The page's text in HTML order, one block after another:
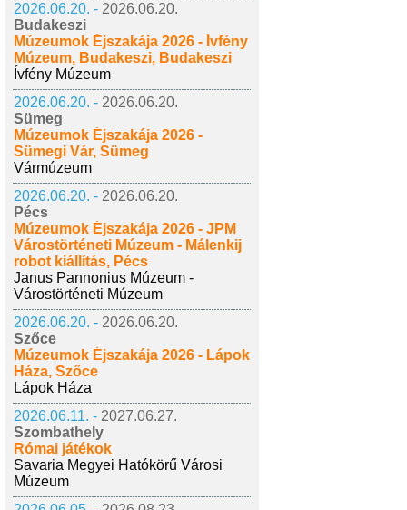
2026.06.20. - 2026.06.20.
Budakeszi
Múzeumok Éjszakája 2026 - Ívfény
Múzeum, Budakeszi, Budakeszi
Ívfény Múzeum
2026.06.20. - 2026.06.20.
Sümeg
Múzeumok Éjszakája 2026 -
Sümegi Vár, Sümeg
Vármúzeum
2026.06.20. - 2026.06.20.
Pécs
Múzeumok Éjszakája 2026 - JPM
Várostörténeti Múzeum - Málenkij
robot kiállítás, Pécs
Janus Pannonius Múzeum -
Várostörténeti Múzeum
2026.06.20. - 2026.06.20.
Szőce
Múzeumok Éjszakája 2026 - Lápok
Háza, Szőce
Lápok Háza
2026.06.11. - 2027.06.27.
Szombathely
Római játékok
Savaria Megyei Hatókörű Városi
Múzeum